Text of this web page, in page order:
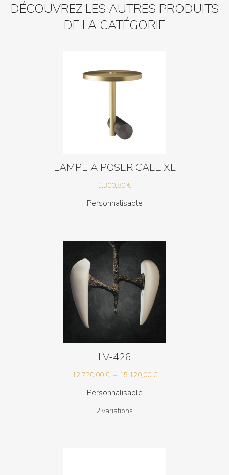
DÉCOUVREZ LES AUTRES PRODUITS
DE LA CATÉGORIE
LAMPE A POSER CALE XL
1.300,80€
Personnalisable
LV-426
12.720,00€ – 15.120,00€Plage
Personnalisable
2 variations